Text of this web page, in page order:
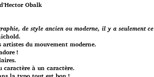
Obalk
de style ancien ou moderne, il y a seulement ce
artistes du mouvement moderne.
!
caractère à un caractère.